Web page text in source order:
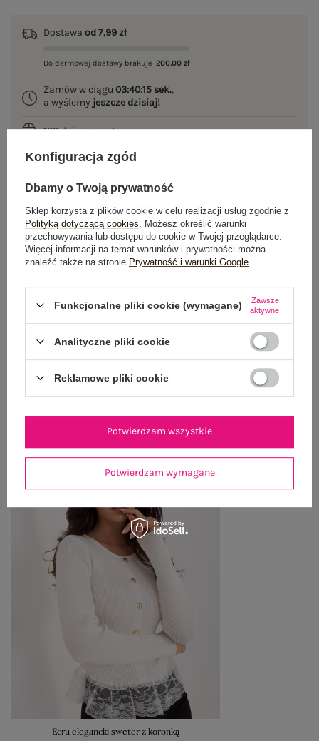
Dostawa od 7,99 zł
Do darmowej dostawy brakuje 200,00 zł
Zamów w ciągu 03:40:14 sek.,
a wyślemy jeszcze dzisiaj!
100 dni na zwrot
OPIS PRODUKTU
GŁÓWNE PARAMETRY
OPINIE O PRODUKCIE (0)
OSTATNIO OGLĄDANE
Ecru elegancki sweter z koronką
Konfiguracja zgód
Dbamy o Twoją prywatność
Sklep korzysta z plików cookie w celu realizacji usług zgodnie z
Polityką dotyczącą cookies . Możesz określić warunki
przechowywania lub dostępu do cookie w Twojej przeglądarce.
Więcej informacji na temat warunków i prywatności można
znaleźć także na stronie Prywatność i warunki Google
Funkcjonalne pliki cookie (wymagane)
Zawsze
aktywne
Analityczne pliki cookie
Reklamowe pliki cookie
Potwierdzam wymagane
Potwierdzam wszystkie